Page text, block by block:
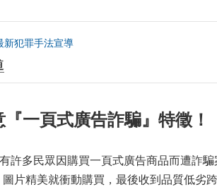
新犯罪手法宣導
一頁式廣告詐騙』特徵！
許多民眾因購買一頁式廣告商品而遭詐
片精美就衝動購買，最後收到品質低劣跨